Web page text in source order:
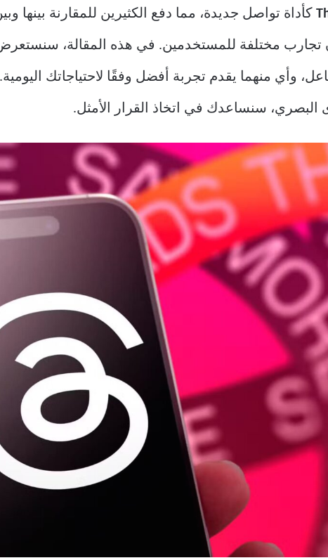
كأداة تواصل جديدة، مما دفع الكثيرين للمقارنة بينها
تجارب مختلفة للمستخدمين. في هذه المقالة،
وأي منهما يقدم تجربة أفضل وفقًا لاحتياجاتك
البصري، سنساعدك في اتخاذ القرار الأمثل.